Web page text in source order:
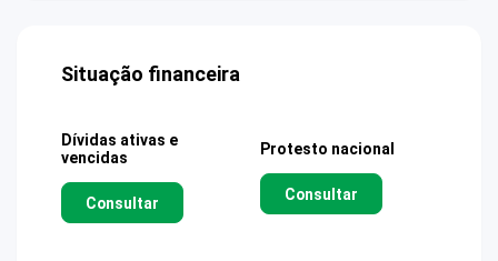
Situação financeira
Dívidas ativas e
vencidas
Consultar
Protesto nacional
Consultar